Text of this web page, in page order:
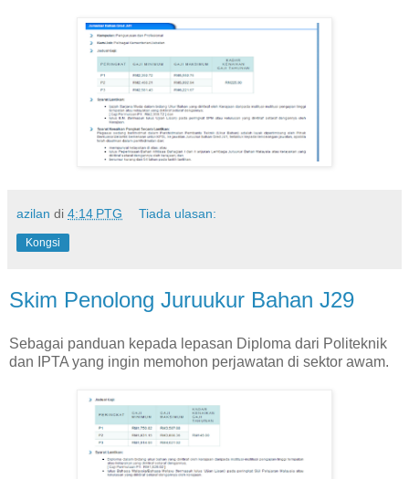
azilan di 4:14 PTG Tiada ulasan:
Kongsi
Skim Penolong Juruukur Bahan J29
Sebagai panduan kepada lepasan Diploma dari Politeknik
dan IPTA yang ingin memohon perjawatan di sektor awam.